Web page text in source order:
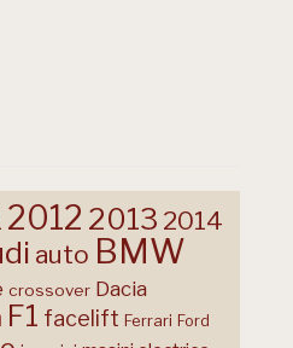
2012 2013 2014
auto BMW
crossover Dacia
F1 facelift Ferrari Ford